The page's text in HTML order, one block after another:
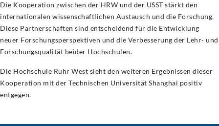
Die Kooperation zwischen der HRW und der USST stärkt den
internationalen wissenschaftlichen Austausch und die Forschung.
Diese Partnerschaften sind entscheidend für die Entwicklung
neuer Forschungsperspektiven und die Verbesserung der Lehr- und
Forschungsqualität beider Hochschulen.
Die Hochschule Ruhr West sieht den weiteren Ergebnissen dieser
Kooperation mit der Technischen Universität Shanghai positiv
entgegen.